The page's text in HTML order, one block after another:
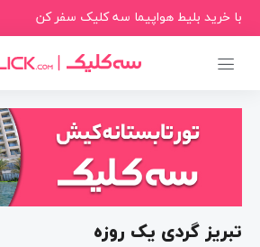
با خرید بلیط هواپیما سه کلیک سفر کن
تبریز گردی یک روزه